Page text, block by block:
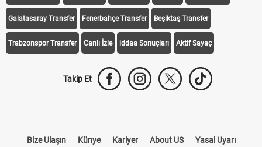
Galatasaray Transfer Fenerbahçe Transfer Beşiktaş Transfer
Trabzonspor Transfer Canlı İzle iddaa Sonuçları Aktif Sayaç
Takip Et
Bize Ulaşın Künye Kariyer About US Yasal Uyarı